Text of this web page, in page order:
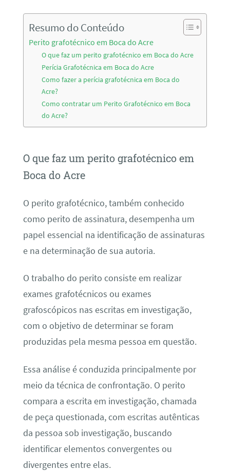
Resumo do Conteúdo
Perito grafotécnico em Boca do Acre
O que faz um perito grafotécnico em Boca do Acre
Perícia Grafotécnica em Boca do Acre
Como fazer a perícia grafotécnica em Boca do
Acre?
Como contratar um Perito Grafotécnico em Boca
do Acre?
O que faz um perito grafotécnico em
Boca do Acre
O perito grafotécnico, também conhecido
como perito de assinatura, desempenha um
papel essencial na identificação de assinaturas
e na determinação de sua autoria.
O trabalho do perito consiste em realizar
exames grafotécnicos ou exames
grafoscópicos nas escritas em investigação,
com o objetivo de determinar se foram
produzidas pela mesma pessoa em questão.
Essa análise é conduzida principalmente por
meio da técnica de confrontação. O perito
compara a escrita em investigação, chamada
de peça questionada, com escritas autênticas
da pessoa sob investigação, buscando
identificar elementos convergentes ou
divergentes entre elas.